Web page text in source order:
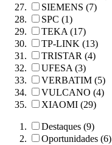
SIEMENS (7)
SPC (1)
TEKA (17)
TP-LINK (13)
TRISTAR (4)
UFESA (3)
VERBATIM (5)
VULCANO (4)
XIAOMI (29)
Destaques (9)
Oportunidades (6)